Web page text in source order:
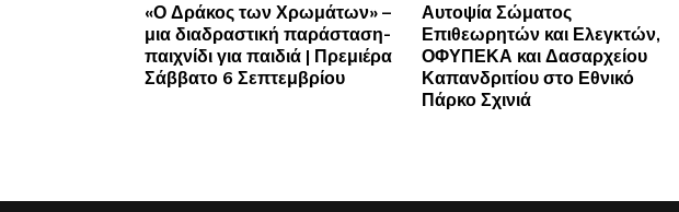
«Ο Δράκος των Χρωμάτων» –
μια διαδραστική παράσταση-
παιχνίδι για παιδιά | Πρεμιέρα
Σάββατο 6 Σεπτεμβρίου
Αυτοψία Σώματος
Επιθεωρητών και Ελεγκτών,
ΟΦΥΠΕΚΑ και Δασαρχείου
Καπανδριτίου στο Εθνικό
Πάρκο Σχινιά